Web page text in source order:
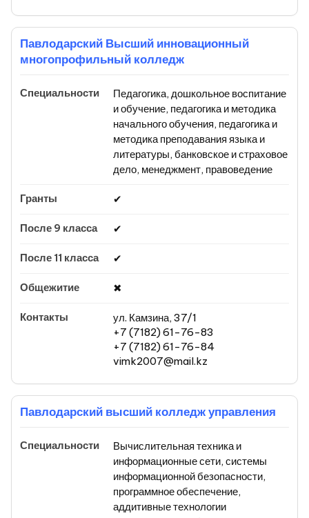
Павлодарский Высший инновационный
многопрофильный колледж
Педагогика, дошкольное воспитание
и обучение, педагогика и методика
начального обучения, педагогика и
методика преподавания языка и
литературы, банковское и страховое
дело, менеджмент, правоведение
✔
✔
✔
✖
ул. Камзина, 37/1
+7 (7182) 61-76-83
+7 (7182) 61-76-84
vimk2007@mail.kz
Павлодарский высший колледж управления
Вычислительная техника и
информационные сети, системы
информационной безопасности,
программное обеспечение,
аддитивные технологии